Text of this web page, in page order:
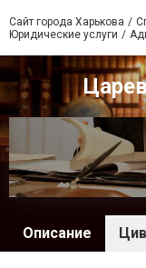
Сайт города Харькова
Юридические услуги
Описание